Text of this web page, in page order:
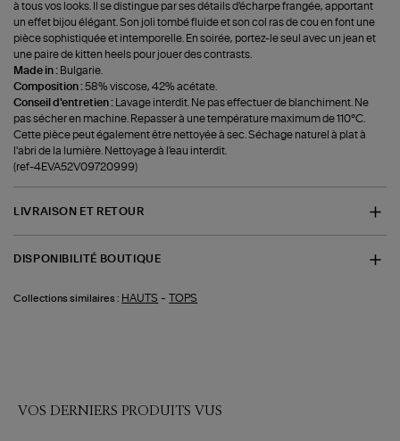
à tous vos looks. Il se distingue par ses détails d'écharpe frangée, apportant
un effet bijou élégant. Son joli tombé fluide et son col ras de cou en font une
pièce sophistiquée et intemporelle. En soirée, portez-le seul avec un jean et
une paire de kitten heels pour jouer des contrasts.
Made in : Bulgarie.
Composition :58% viscose, 42% acétate.
Conseil d'entretien :
Lavage interdit. Ne pas effectuer de blanchiment. Ne
pas sécher en machine. Repasser à une température maximum de 110°C.
Cette pièce peut également être nettoyée à sec. Séchage naturel à plat à
l'abri de la lumière. Nettoyage à l'eau interdit.
(ref-4EVA52V09720999)
LIVRAISON ET RETOUR
DISPONIBILITÉ BOUTIQUE
Collections similaires : HAUTS -TOPS
VOS DERNIERS PRODUITS VUS